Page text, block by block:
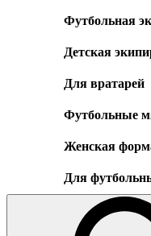
Футбольная
Детская
Для вратарей
Футбольные
Женская
Для